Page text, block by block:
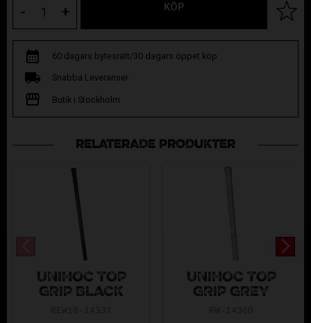
+
- KÖP Lägg
60 dagars bytesrätt/30 dagars öppet köp
Snabba Leveranser
Butik i Stockholm
RELATERADE PRODUKTER
UNIHOC TOP
GRIP BLACK
UNIHOC TOP
GRIP GREY